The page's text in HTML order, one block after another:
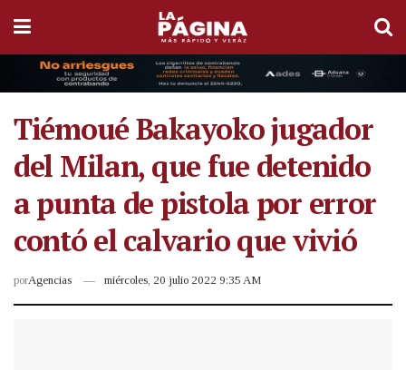
Tiémoué Bakayoko jugador
del Milan, que fue detenido
a punta de pistola por error
contó el calvario que vivió
porAgencias miércoles, 20 julio 2022 9:35 AM